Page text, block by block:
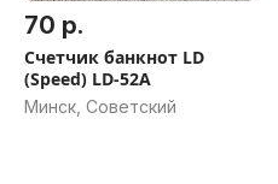
70 р.
Счетчик банкнот LD
(Speed) LD-52A
Минск, Советский